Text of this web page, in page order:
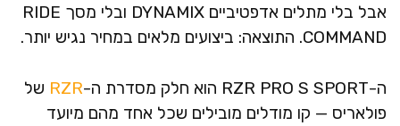
אבל בלי מתלים אדפטיביים DYNAMIX ובלי מסך RIDE
COMMAND. התוצאה: ביצועים מלאים במחיר נגיש יותר.
ה-RZR PRO S SPORT הוא חלק מסדרת ה- RZR של
פולאריס — קו מודלים מובילים שכל אחד מהם מיועד